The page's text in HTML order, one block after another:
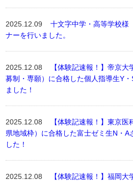
2025.12.09十文字中学・高等学校様
ナーを行いました。
2025.12.08
【体験記速報！】帝京
募制・専願）に合格した個人指導生Y
ました！
2025.12.08
【体験記速報！】東京
県地域枠）に合格した富士ゼミ生N・A
した！
2025.12.08
【体験記速報！】福岡